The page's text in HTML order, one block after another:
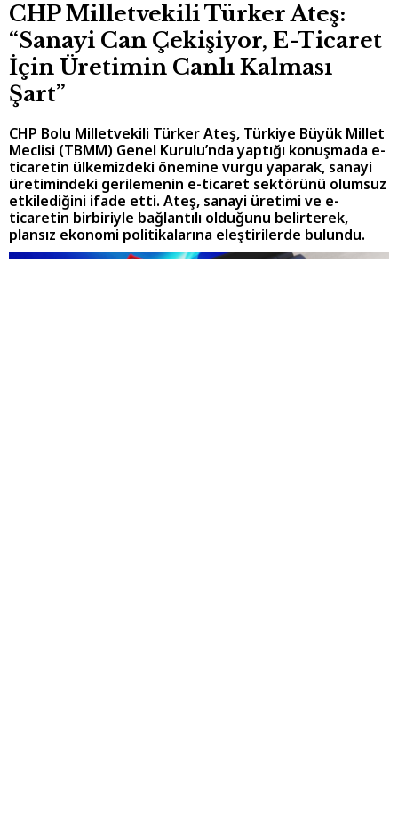
CHP Milletvekili Türker Ateş:
“Sanayi Can Çekişiyor, E-Ticaret
İçin Üretimin Canlı Kalması
Şart”
CHP Bolu Milletvekili Türker Ateş, Türkiye Büyük Millet
Meclisi (TBMM) Genel Kurulu’nda yaptığı konuşmada e-
ticaretin ülkemizdeki önemine vurgu yaparak, sanayi
üretimindeki gerilemenin e-ticaret sektörünü olumsuz
etkilediğini ifade etti. Ateş, sanayi üretimi ve e-
ticaretin birbiriyle bağlantılı olduğunu belirterek,
plansız ekonomi politikalarına eleştirilerde bulundu.